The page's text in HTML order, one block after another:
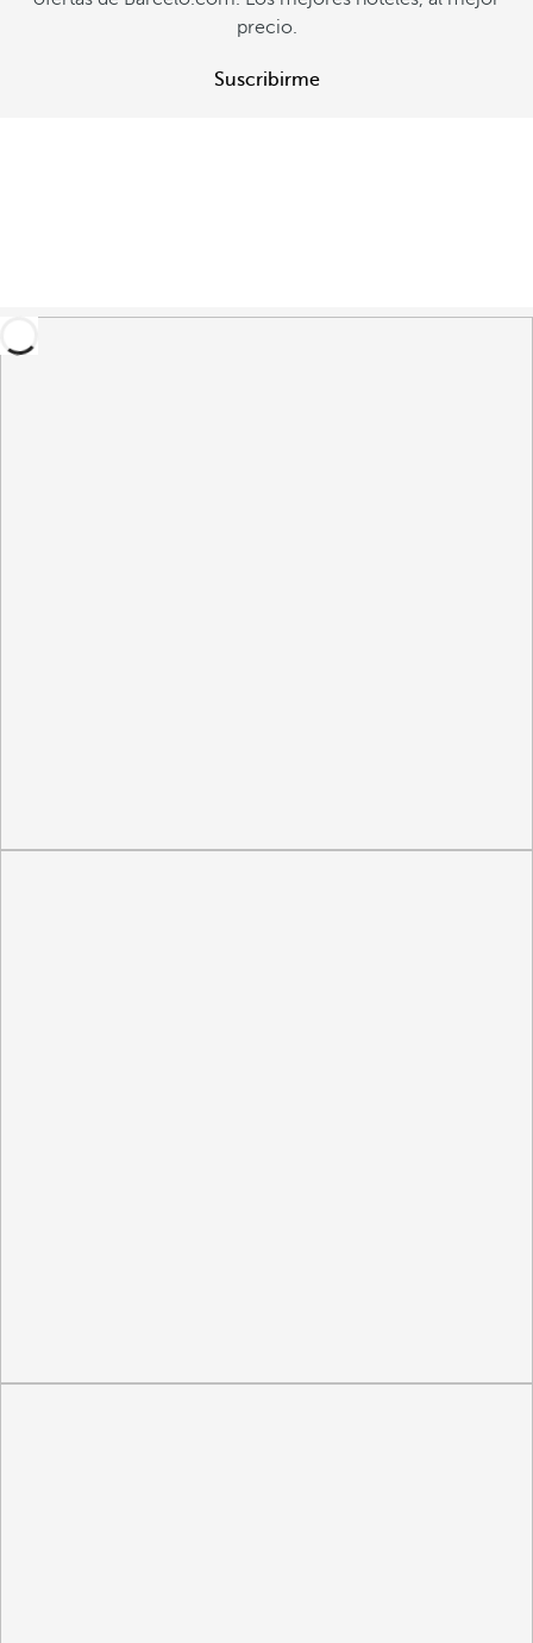
precio.
Suscribirme